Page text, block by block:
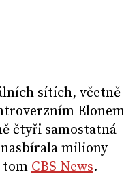
sítích, včetně
Elonem
čtyři samostatná
miliony
CBS News.